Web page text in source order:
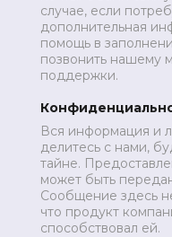
случае, если
дополнительная
помощь в
позвонить нашему
поддержки.
Вся информация и
делитесь с нами,
тайне.
может быть
Сообщение здесь
что продукт
способствовал ей.